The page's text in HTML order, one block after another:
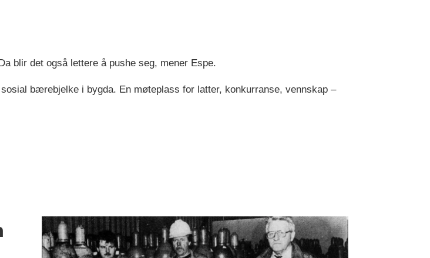
blir det også lettere å pushe seg, mener Espe.
bærebjelke i bygda. En møteplass for latter, konkurranse, vennskap –